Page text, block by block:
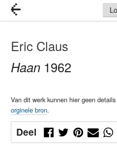
Eric Claus
Haan 1962
Van dit werk kunnen hier geen
orginele bron.
Deel